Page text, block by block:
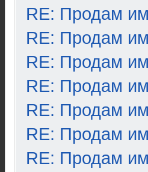
RE: Продам
RE: Продам
RE: Продам
RE: Продам
RE: Продам
RE: Продам
RE: Продам